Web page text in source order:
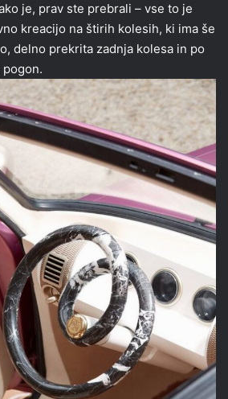
je, prav ste prebrali – vse to je
kreacijo na štirih kolesih, ki ima še
delno prekrita zadnja kolesa in po